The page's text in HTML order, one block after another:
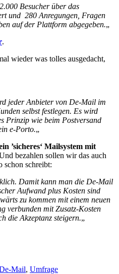
Besucher über das
und 280 Anregungen, Fragen
auf der Plattform abgegeben.„
.
wieder was tolles ausgedacht,
jeder Anbieter von De-Mail im
selbst festlegen. Es wird
Prinzip wie beim Postversand
e-Porto.„
’sicheres‘ Mailsystem mit
bezahlen sollen wir das auch
schreibt:
Damit kann man die De-Mail
Aufwand plus Kosten sind
zu kommen mit einem neuen
verbunden mit Zusatz-Kosten
die Akzeptanz steigern.„
Mail, Umfrage